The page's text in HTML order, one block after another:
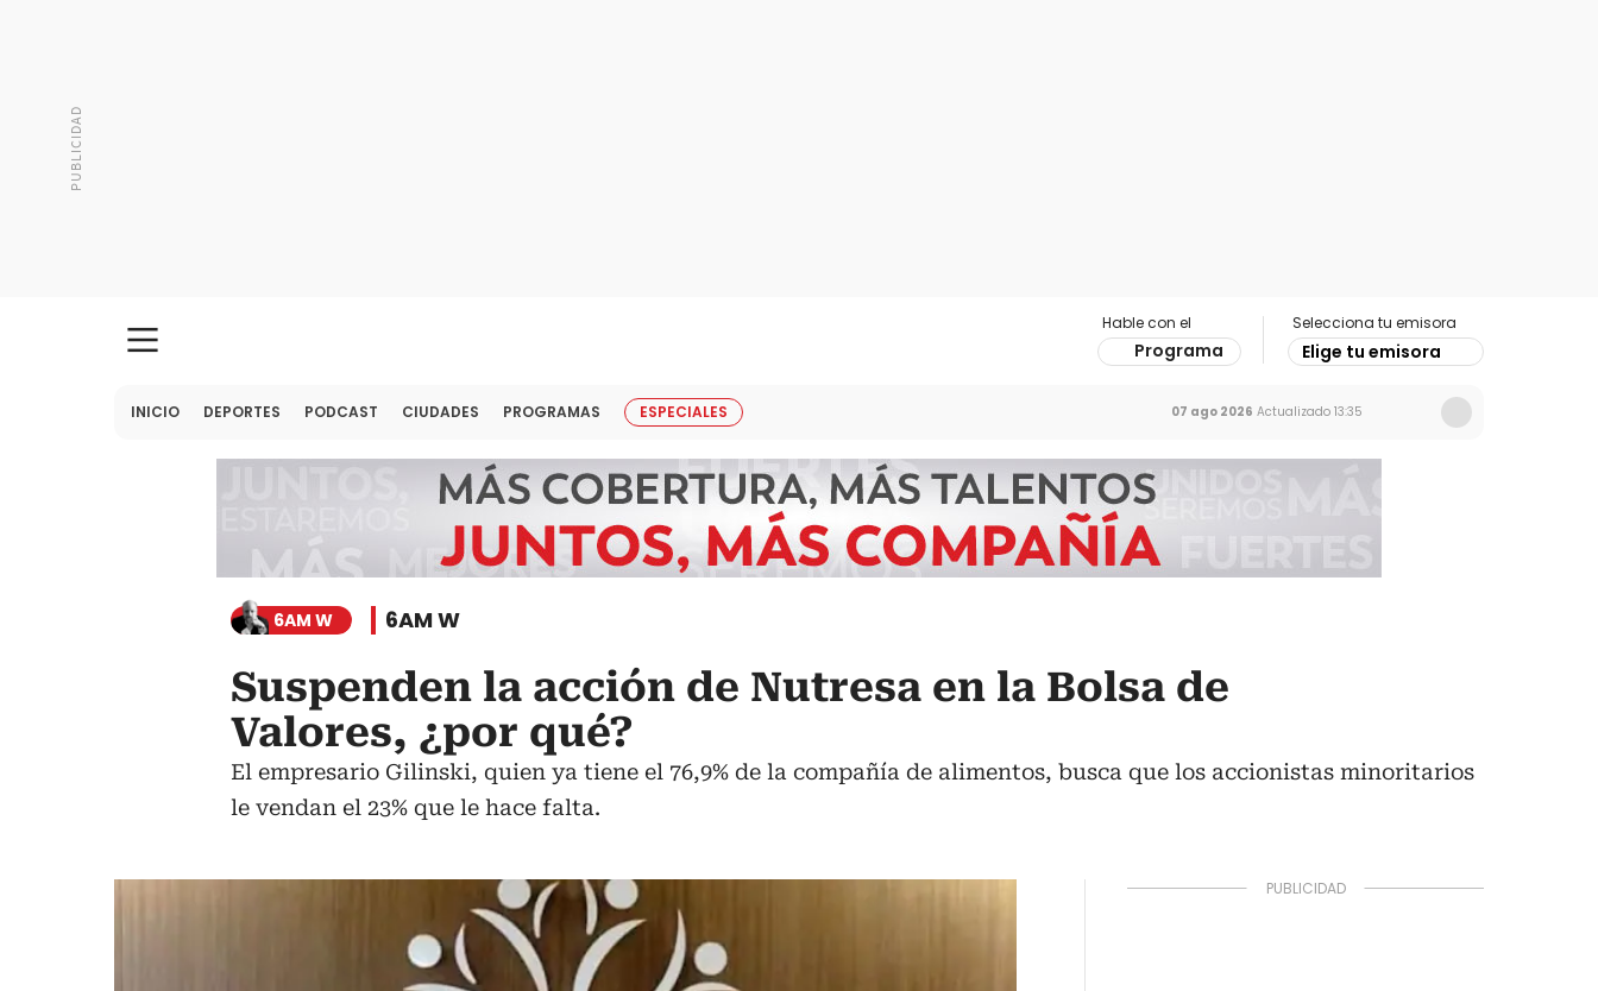
Hable con el
Programa
Selecciona tu emisora
Elige tu emisora
INICIO DEPORTES PODCAST CIUDADES PROGRAMAS ESPECIALES 07 ago 2026 Actualizado 13:35
6AM W 6AM W
Suspenden la acción de Nutresa en la Bolsa de
Valores, ¿por qué?
El empresario Gilinski, quien ya tiene el 76,9% de la compañía de alimentos, busca que los accionistas minoritarios
le vendan el 23% que le hace falta.